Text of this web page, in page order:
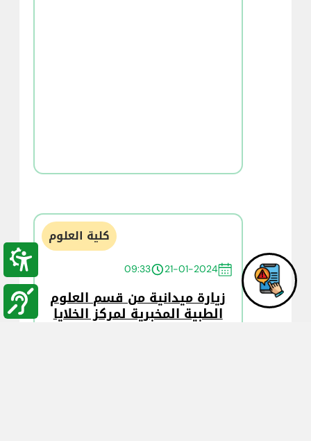
كلية العلوم
21-01-2024
09:33
زيارة ميدانية من قسم العلوم
الطبية المخبرية لمركز الخلايا